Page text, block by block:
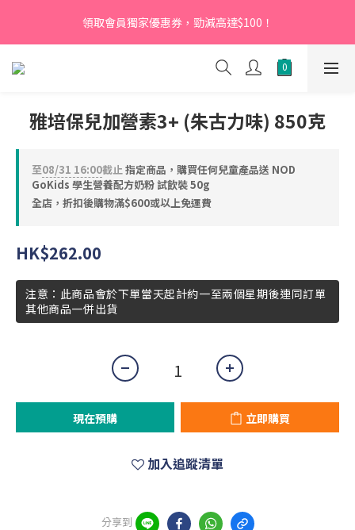
【新會員】即日起至2026月12月31日，首次下單輸入優惠碼
「NEW95」即可享95折
領取會員獨家優惠券，勁減高達$100！
【新會員】即日起至2026月12月31日，首次下單輸入優惠碼
「NEW95」即可享95折
雅培保兒加營素3+ (朱古力味) 850克
至08/31 16:00截止指定商品，購買任何兒童產品送 NOD
GoKids 學生營養配方奶粉 試飲裝 50g
全店，折扣後購物滿$600或以上免運費
HK$262.00
注意：此商品會於下單當天起計約一至兩個星期後連同訂單
其他商品一併出貨
現在預購 立即購買
加入追蹤清單
分享到